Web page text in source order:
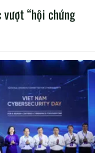
“hội chứng